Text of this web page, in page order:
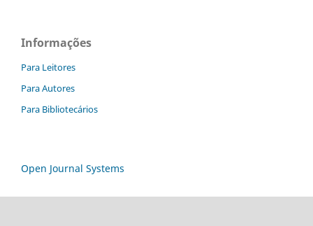
Informações
Para Leitores
Para Autores
Para Bibliotecários
Open Journal Systems